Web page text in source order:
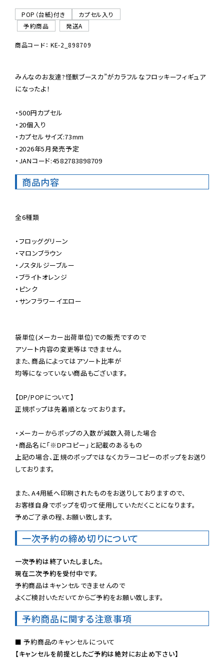
POP（台紙)付き
カプセル入り
予約商品
発送A
商品コード： KE-2_898709
みんなのお友達?怪獣ブースカ”がカラフルなフロッキーフィギュア
になったよ！
・500円カプセル
・20個入り
・カプセルサイズ:73mm
・2026年5月発売予定
・JANコード:4582783898709
商品内容
全6種類
・フロッググリーン
・マロンブラウン
・ノスタルジーブルー
・ブライトオレンジ
・ピンク
・サンフラワーイエロー
袋単位(メーカー出荷単位)での販売ですので
アソート内容の変更等はできません。
また、商品によってはアソート比率が
均等になっていない商品もございます。
【DP/POPについて】
正規ポップは先着順となっております。
・メーカーからポップの入数が減数入荷した場合
・商品名に「※DPコピー」と記載のあるもの
上記の場合、正規のポップではなくカラーコピーのポップをお送り
しております。
また、A4用紙へ印刷されたものをお送りしておりますので、
お客様自身でポップを切って使用していただくことになります。
予めご了承の程、お願い致します。
一次予約の締め切りについて
一次予約は終了いたしました。
現在二次予約を受付中です。
予約商品はキャンセルできませんので
よくご検討いただいてからご予約をお願い致します。
予約商品に関する注意事項
【キャンセルを前提としたご予約は絶対にお止め下さい】